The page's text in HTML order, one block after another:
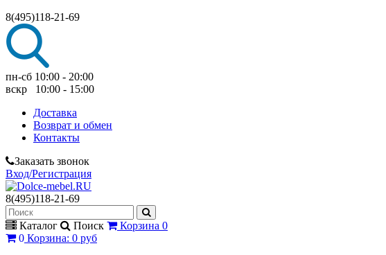
8(495)118-21-69
пн-сб 10:00 - 20:00
вскр 10:00 - 15:00
Доставка
Возврат и обмен
Контакты
Заказать звонок
Вход/Регистрация
8(495)118-21-69
Каталог Поиск Корзина 0
0 Корзина: 0 руб